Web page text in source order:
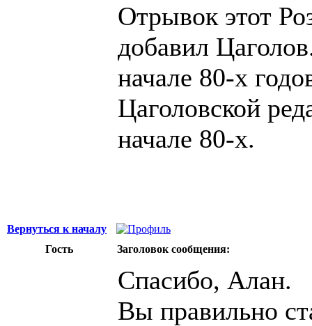
Отрывок этот
добавил
начале 80-х
Цаголовской
начале 80-х.
Вернуться к началу
Гость
Заголовок сообщения:
Спасибо, Алан.
Вы правильно